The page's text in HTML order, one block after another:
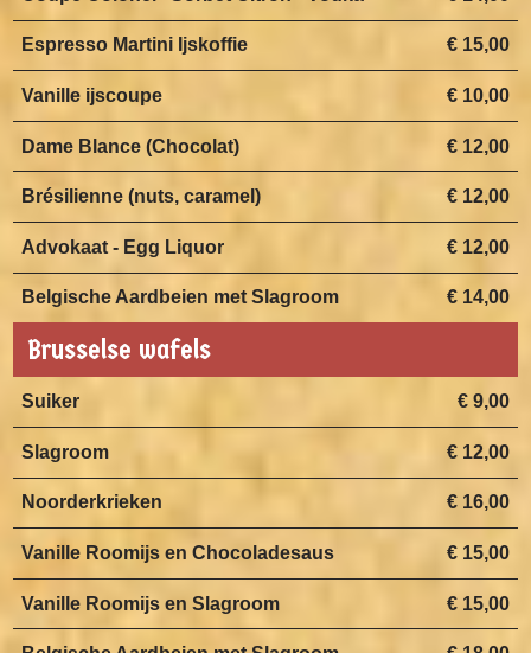
€ 15,00
Espresso Martini Ijskoffie
€ 10,00
Vanille ijscoupe
€ 12,00
Dame Blance (Chocolat)
€ 12,00
Brésilienne (nuts, caramel)
€ 12,00
Advokaat - Egg Liquor
€ 14,00
Belgische Aardbeien met Slagroom
Brusselse wafels
€ 9,00
Suiker
€ 12,00
Slagroom
€ 16,00
Noorderkrieken
€ 15,00
Vanille Roomijs en Chocoladesaus
€ 15,00
Vanille Roomijs en Slagroom